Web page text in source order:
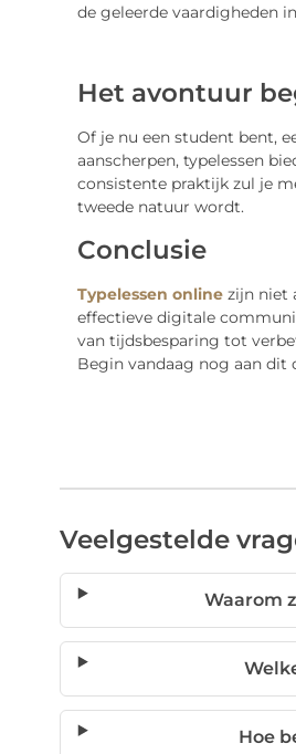
de geleerde vaardigheden
Het avontuur
Of je nu een student bent,
aanscherpen, typelessen
consistente praktijk zul je
tweede natuur wordt.
Conclusie
Typelessen onlinezijn niet
effectieve digitale
van tijdsbesparing tot
Begin vandaag nog aan dit
Veelgestelde
Waarom
Hoe